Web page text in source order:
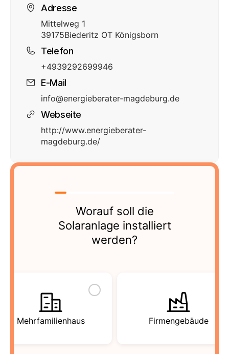
Adresse
Mittelweg 1
39175Biederitz OT Königsborn
Telefon
+4939292699946
E-Mail
info@energieberater-magdeburg.de
Webseite
http://www.energieberater-
magdeburg.de/
Worauf soll die
Solaranlage installiert
werden?
Mehrfamilienhaus Firmengebäude